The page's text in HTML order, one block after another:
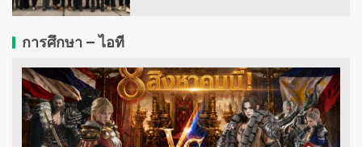
การศึกษา – ไอที